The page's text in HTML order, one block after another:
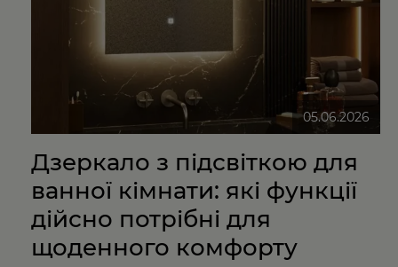
05.06.2026
Дзеркало з підсвіткою для
ванної кімнати: які функції
дійсно потрібні для
щоденного комфорту